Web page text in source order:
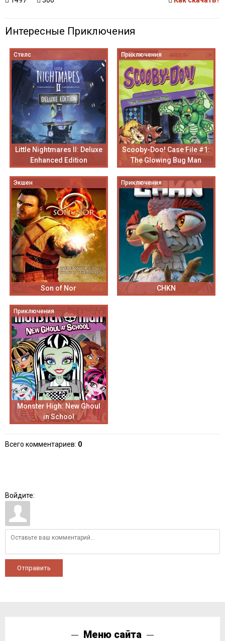
Интересные Приключения
Стелс
Little Nightmares II: Deluxe
Enhanced Edition
Приключения
Scooby-Doo! Case File #1:
The Glowing Bug Man
Экшен
Son of Nor
Приключения
CHKN
Приключения
Monster High: New Ghoul
in School
Всего комментариев: 0
Войдите:
Отправить
Меню сайта